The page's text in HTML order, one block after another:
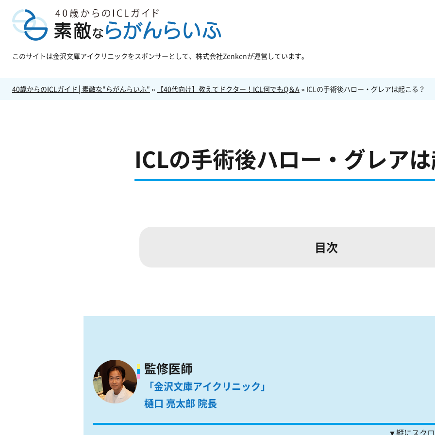
このサイトは金沢文庫アイクリニックをスポンサーとして、株式会社Zenkenが運営しています。
40歳からのICLガイド│素敵な"らがんらいふ" » 【40代向け】教えてドクター！ICL何でもQ＆A » ICLの手術後ハロー・グレアは起こる？
ICLの手術後ハロー・グレア
目次
監修医師
「金沢文庫アイクリニック」
樋口 亮太郎 院長
▼縦にスク